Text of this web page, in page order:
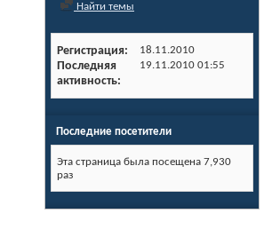
Найти темы
Регистрация 18.11.2010
Последняя
активность
19.11.2010 01:55
Последние посетители
Эта страница была посещена 7,930
раз